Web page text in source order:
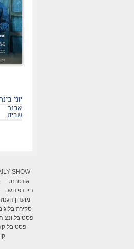
יוני
אבנר
שביט
SHOW
אינטרנט
היי דפינישן
מועדון הגנוזים
סקירת
פסטיבל ונציה 2007
פסטיבל קאן